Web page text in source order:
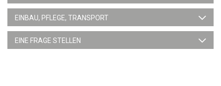
EINBAU, PFLEGE, TRANSPORT
EINE FRAGE STELLEN